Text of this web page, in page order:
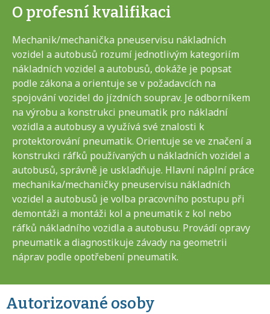
O profesní kvalifikaci
Mechanik/mechanička pneuservisu nákladních
vozidel a autobusů rozumí jednotlivým kategoriím
nákladních vozidel a autobusů, dokáže je popsat
podle zákona a orientuje se v požadavcích na
spojování vozidel do jízdních souprav. Je odborníkem
na výrobu a konstrukci pneumatik pro nákladní
vozidla a autobusy a využívá své znalosti k
protektorování pneumatik. Orientuje se ve značení a
konstrukci ráfků používaných u nákladních vozidel a
autobusů, správně je uskladňuje. Hlavní náplní práce
mechanika/mechaničky pneuservisu nákladních
vozidel a autobusů je volba pracovního postupu při
demontáži a montáži kol a pneumatik z kol nebo
ráfků nákladního vozidla a autobusu. Provádí opravy
pneumatik a diagnostikuje závady na geometrii
náprav podle opotřebení pneumatik.
Autorizované osoby